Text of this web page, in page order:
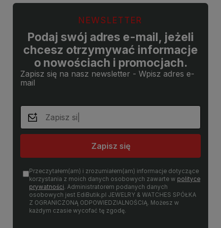
NEWSLETTER
Podaj swój adres e-mail, jeżeli
chcesz otrzymywać informacje
o nowościach i promocjach.
Zapisz się na nasz newsletter - Wpisz adres e-
mail
Zapisz się
Przeczytałem(am) i zrozumiałem(am) informacje dotyczące
korzystania z moich danych osobowych zawarte w polityce
prywatności. Administratorem podanych danych
osobowych jest EdiButik.pl JEWELRY & WATCHES SPÓŁKA
Z OGRANICZONĄ ODPOWIEDZIALNOŚCIĄ. Możesz w
każdym czasie wycofać tę zgodę.